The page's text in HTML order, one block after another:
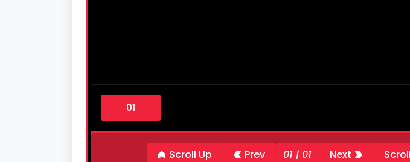
0
n
Scroll Up Prev 01 | 01 Next